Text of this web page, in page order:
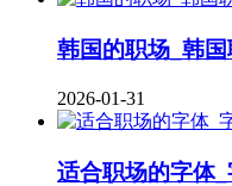
韩国的职场_韩
2026-01-31
适合职场的字体